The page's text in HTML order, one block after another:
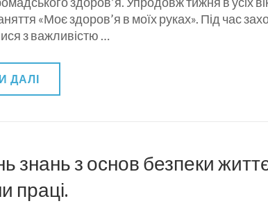
«Моє здоров’я в моїх руках». Під час
з важливістю …
ДАЛІ
знань з основ безпеки
праці.